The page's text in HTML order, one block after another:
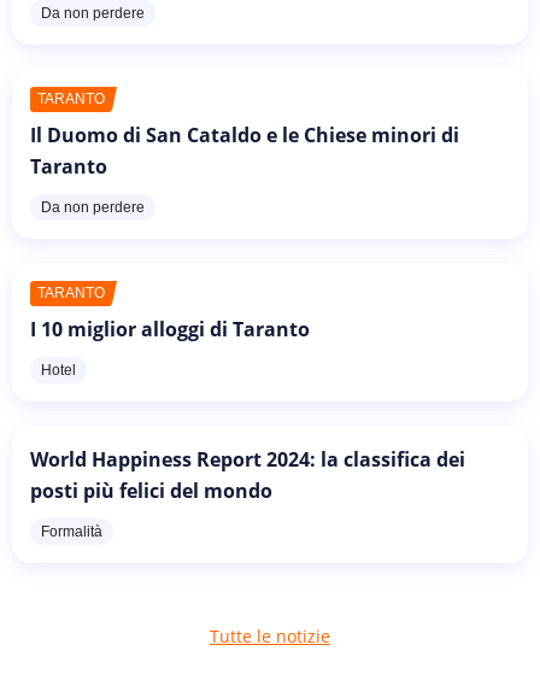
Da non perdere
TARANTO
Il Duomo di San Cataldo e le Chiese minori di
Taranto
Da non perdere
TARANTO
I 10 miglior alloggi di Taranto
Hotel
World Happiness Report 2024: la classifica dei
posti più felici del mondo
Formalità
Tutte le notizie